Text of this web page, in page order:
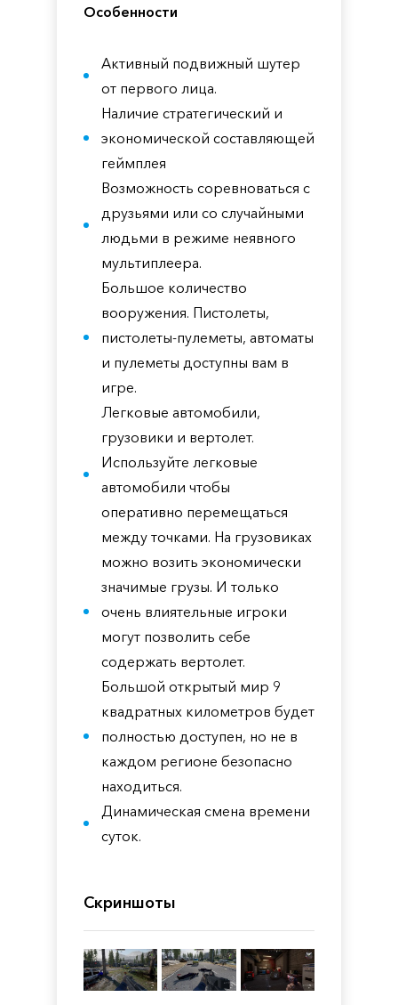
Особенности
Активный подвижный шутер
от первого лица.
Наличие стратегический и
экономической составляющей
геймплея
Возможность соревноваться с
друзьями или со случайными
людьми в режиме неявного
мультиплеера.
Большое количество
вооружения. Пистолеты,
пистолеты-пулеметы, автоматы
и пулеметы доступны вам в
игре.
Легковые автомобили,
грузовики и вертолет.
Используйте легковые
автомобили чтобы
оперативно перемещаться
между точками. На грузовиках
можно возить экономически
значимые грузы. И только
очень влиятельные игроки
могут позволить себе
содержать вертолет.
Большой открытый мир 9
квадратных километров будет
полностью доступен, но не в
каждом регионе безопасно
находиться.
Динамическая смена времени
суток.
Скриншоты